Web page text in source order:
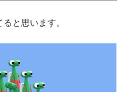
と思います。